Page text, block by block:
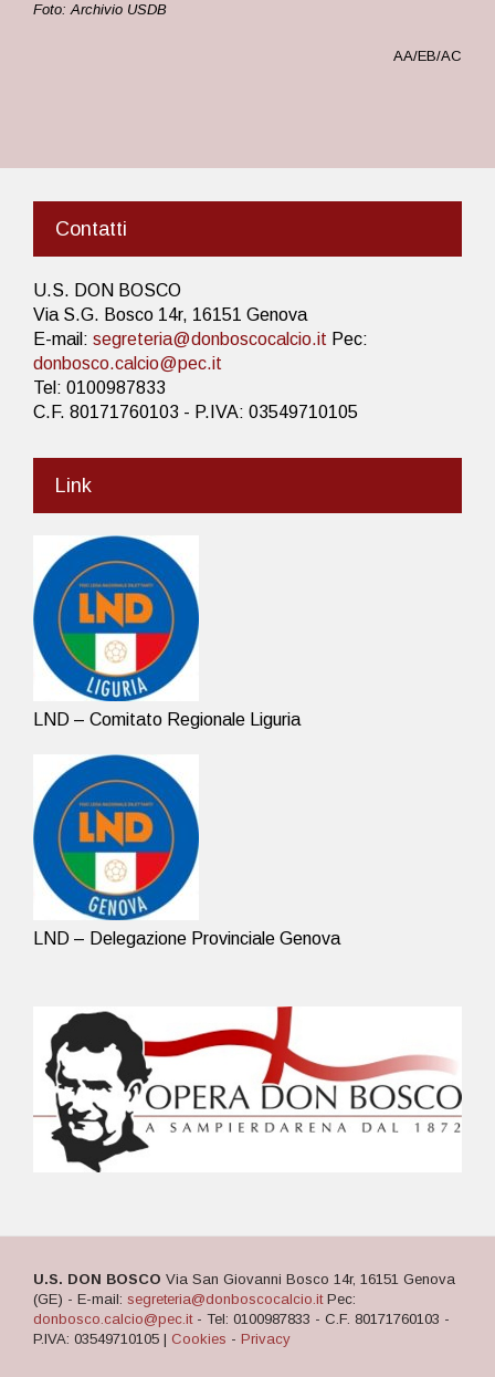
Foto: Archivio USDB
AA/EB/AC
Contatti
U.S. DON BOSCO
Via S.G. Bosco 14r, 16151 Genova
E-mail: segreteria@donboscocalcio.it Pec:
donbosco.calcio@pec.it
Tel: 0100987833
C.F. 80171760103 - P.IVA: 03549710105
Link
LND – Comitato Regionale Liguria
LND – Delegazione Provinciale Genova
U.S. DON BOSCO Via San Giovanni Bosco 14r, 16151 Genova
(GE) - E-mail: segreteria@donboscocalcio.itPec:
donbosco.calcio@pec.it- Tel: 0100987833 - C.F. 80171760103 -
P.IVA: 03549710105 | Cookies - Privacy